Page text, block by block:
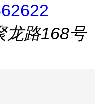
龙路168号